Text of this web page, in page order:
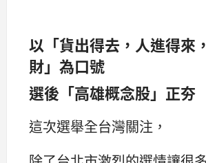
以「貨出得去，人進得來
財」為口號
選後「高雄概念股」正夯
這次選舉全台灣關注，